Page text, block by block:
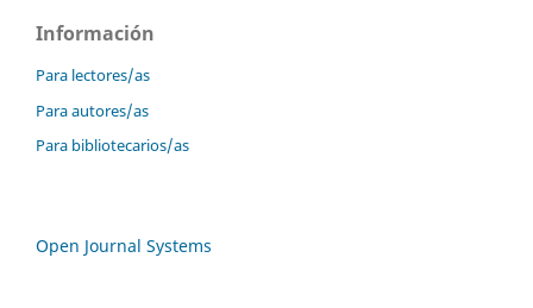
Información
Para lectores/as
Para autores/as
Para bibliotecarios/as
Open Journal Systems